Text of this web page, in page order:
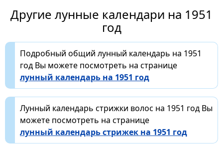
Другие лунные календари на 1951
год
Подробный общий лунный календарь на 1951
год Вы можете посмотреть на странице
лунный календарь на 1951 год
Лунный календарь стрижки волос на 1951 год Вы
можете посмотреть на странице
лунный календарь стрижек на 1951 год